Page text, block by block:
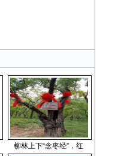
柳林上下“念枣经”，红